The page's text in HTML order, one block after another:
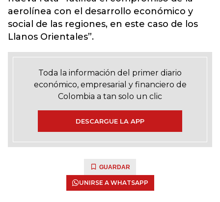
aerolínea con el desarrollo económico y
social de las regiones, en este caso de los
Llanos Orientales”.
Toda la información del primer diario
económico, empresarial y financiero de
Colombia a tan solo un clic
DESCARGUE LA APP
GUARDAR
UNIRSE A WHATSAPP